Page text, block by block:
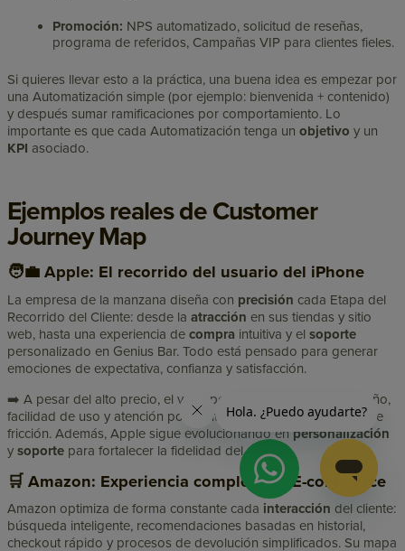
Promoción: NPS automatizado, solicitud de reseñas,
programa de referidos, Campañas VIP para clientes fieles.
Si quieres llevar esto a la práctica, una buena idea es empezar por
una Automatización simple (por ejemplo: bienvenida + contenido)
y después sumar ramificaciones por comportamiento. Lo
importante es que cada Automatización tenga unobjetivo y un
KPI asociado.
Ejemplos reales de Customer
Journey Map
🧑‍💼 Apple: El recorrido del usuario del iPhone
La empresa de la manzana diseña con precisión cada Etapa del
Recorrido del Cliente: desde laatracción en sus tiendas y sitio
web, hasta una experiencia decompra intuitiva y elsoporte
personalizado en Genius Bar. Todo está pensado para generar
emociones de expectativa, confianza y satisfacción.
➡️ A pesar del alto precio, el valor percibido —basado en diseño,
facilidad de uso y atención postventa— compensa ese punto de
fricción. Además, Apple sigue evolucionando en personalización
ysoporte para fortalecer la fidelidad del usuario.
🛒 Amazon: Experiencia completa en E-commerce
Amazon optimiza de forma constante cada interacción del cliente:
búsqueda inteligente, recomendaciones basadas en historial,
checkout rápido y procesos de devolución simplificados. Su mapa